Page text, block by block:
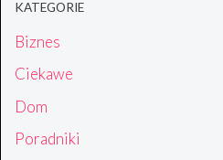
KATEGORIE
Biznes
Ciekawe
Dom
Poradniki